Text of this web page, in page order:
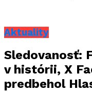
Aktuality
Sledovanosť:
v histórii, X
predbehol